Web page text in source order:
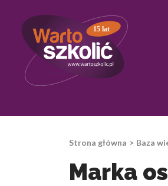
15 lat
Strona główna Baza
Marka